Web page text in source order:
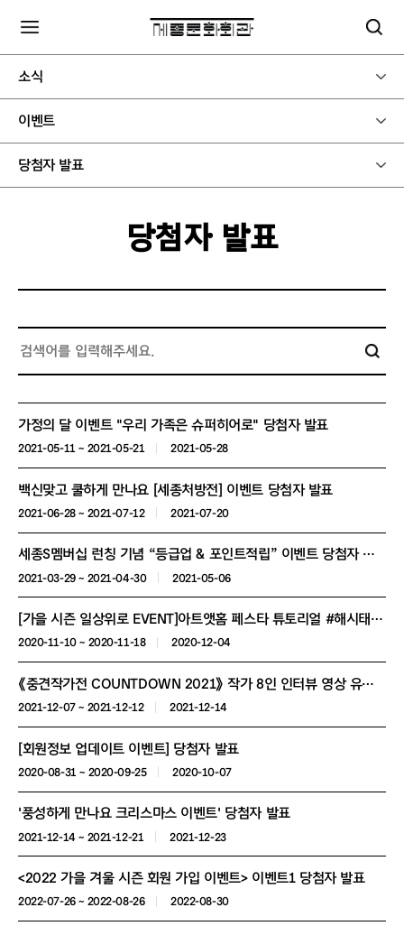
소식
이벤트
당첨자 발표
당첨자 발표
가정의 달 이벤트 "우리 가족은 슈퍼히어로" 당첨자 발표
2021-05-11 ~ 2021-05-21 2021-05-28
백신맞고 쿨하게 만나요 [세종처방전] 이벤트 당첨자 발표
2021-06-28 ~ 2021-07-12 2021-07-20
세종S멤버십 런칭 기념 “등급업 & 포인트적립” 이벤트 당첨자 발표
2021-03-29 ~ 2021-04-30 2021-05-06
[가을 시즌 일상위로 EVENT]아트앳홈 페스타 튜토리얼 #해시태그 챌린지 이벤트 당첨자 발표
2020-11-10 ~ 2020-11-18 2020-12-04
《중견작가전 COUNTDOWN 2021》 작가 8인 인터뷰 영상 유튜브 댓글 이벤트
2021-12-07 ~ 2021-12-12 2021-12-14
[회원정보 업데이트 이벤트] 당첨자 발표
2020-08-31 ~ 2020-09-25 2020-10-07
'풍성하게 만나요 크리스마스 이벤트' 당첨자 발표
2021-12-14 ~ 2021-12-21 2021-12-23
<2022 가을 겨울 시즌 회원 가입 이벤트> 이벤트1 당첨자 발표
2022-07-26 ~ 2022-08-26 2022-08-30